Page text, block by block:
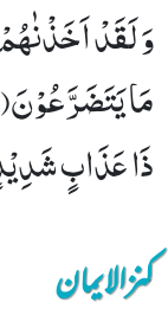
وَ لَقَدْ
ذَا عَذَابٍ
کنزالایمان